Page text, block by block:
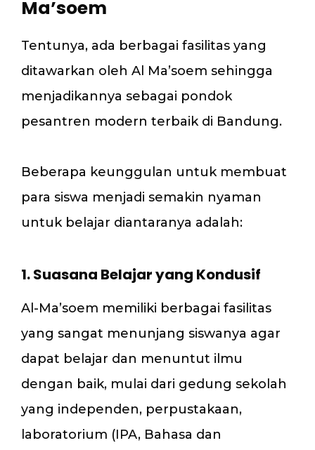
Ma’soem
Tentunya, ada berbagai fasilitas yang
ditawarkan oleh Al Ma’soem sehingga
menjadikannya sebagai pondok
pesantren modern terbaik di Bandung.
Beberapa keunggulan untuk membuat
para siswa menjadi semakin nyaman
untuk belajar diantaranya adalah:
1. Suasana Belajar yang Kondusif
Al-Ma’soem memiliki berbagai fasilitas
yang sangat menunjang siswanya agar
dapat belajar dan menuntut ilmu
dengan baik, mulai dari gedung sekolah
yang independen, perpustakaan,
laboratorium (IPA, Bahasa dan